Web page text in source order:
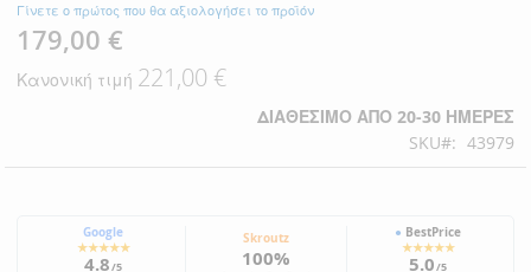
Γίνετε ο πρώτος που θα αξιολογήσει το προϊόν
Ειδική
179,00 €
Κανονική τιμή 221,00 €
ΔΙΑΘΈΣΙΜΟ ΑΠΌ 20-30 ΗΜΈΡΕΣ
SKU
43979
Google
★★★★★
4.8/5
Skroutz
100%
● BestPrice
★★★★★
5.0/5